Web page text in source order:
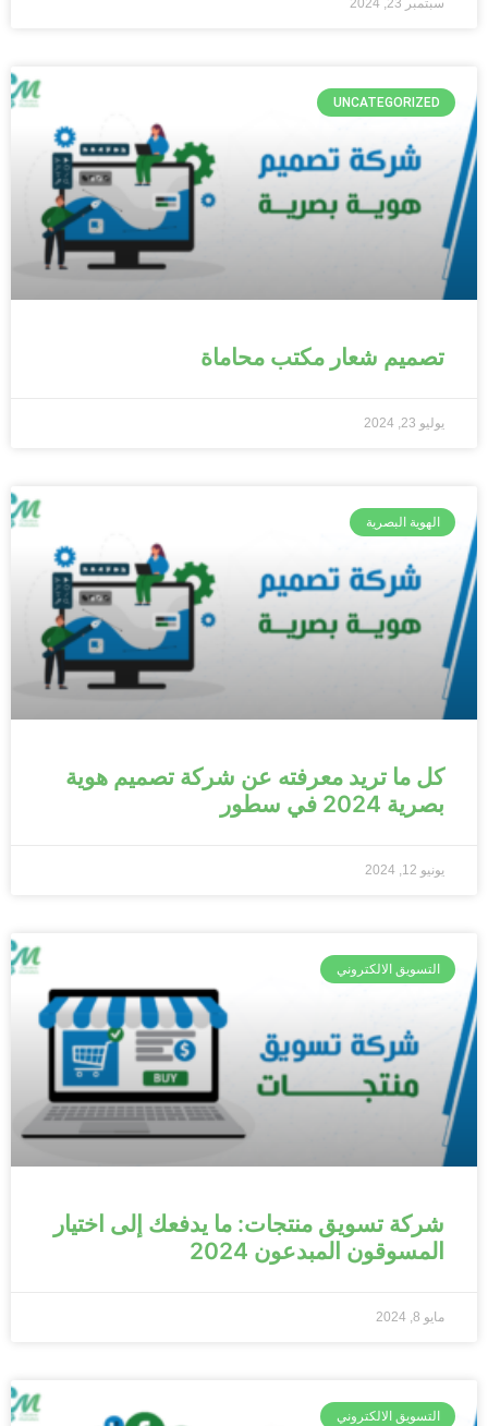
سبتمبر 23, 2024
UNCATEGORIZED
تصميم شعار مكتب محاماة
يوليو 23, 2024
الهوية البصرية
كل ما تريد معرفته عن شركة تصميم هوية
بصرية 2024 في سطور
يونيو 12, 2024
التسويق الالكتروني
شركة تسويق منتجات: ما يدفعك إلى اختيار
المسوقون المبدعون 2024
مايو 8, 2024
التسويق الالكتروني